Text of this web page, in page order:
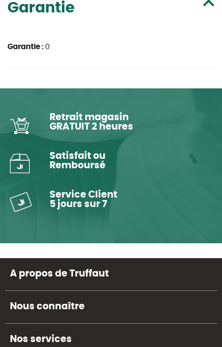
Garantie
Garantie : 0
Retrait magasin
GRATUIT 2 heures
Satisfait ou
Remboursé
Service Client
5 jours sur 7
A propos de Truffaut
Nous connaître
Nos services